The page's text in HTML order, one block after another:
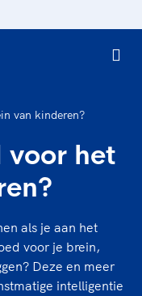
van kinderen?
voor het
als je aan het
voor je brein,
Deze en meer
intelligentie